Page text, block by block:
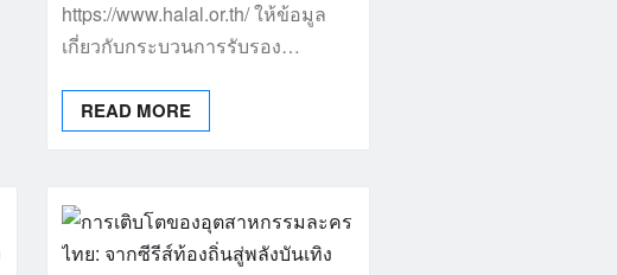
https://www.halal.or.th/ ให้ข้อมูล
เกี่ยวกับกระบวนการรับรอง…
READ MORE